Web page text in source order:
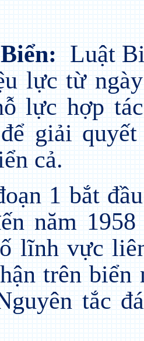
Luật
lực từ
lực hợp
giải
cả.
1 bắt
năm
lĩnh vực
trên
tắc